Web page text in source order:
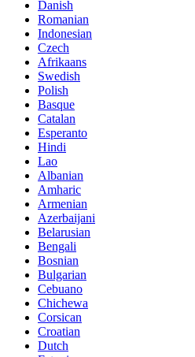
Danish
Romanian
Indonesian
Czech
Afrikaans
Swedish
Polish
Basque
Catalan
Esperanto
Hindi
Lao
Albanian
Amharic
Armenian
Azerbaijani
Belarusian
Bengali
Bosnian
Bulgarian
Cebuano
Chichewa
Corsican
Croatian
Dutch